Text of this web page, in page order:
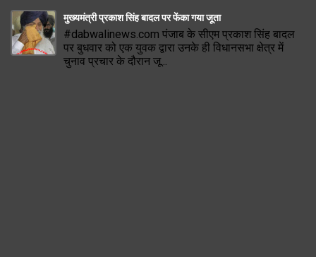
मुख्यमंत्री प्रकाश सिंह बादल पर फेंका गया जूता
#dabwalinews.com पंजाब के सीएम प्रकाश सिंह बादल
पर बुधवार को एक युवक द्वारा उनके ही विधानसभा क्षेत्र में
चुनाव प्रचार के दौरान जू...